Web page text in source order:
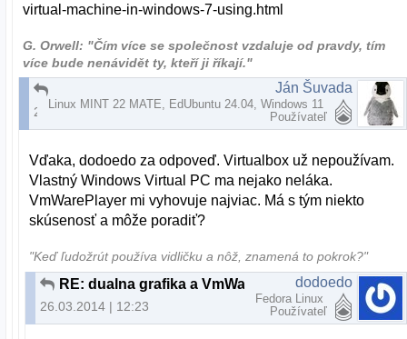
virtual-machine-in-windows-7-using.html
G. Orwell: "Čím více se společnost vzdaluje od pravdy, tím
více bude nenávidět ty, kteří ji říkají."
26.03.2014 | 11:35
Ján Šuvada
Linux MINT 22 MATE, EdUbuntu 24.04, Windows 11
Používateľ
Vďaka, dodoedo za odpoveď. Virtualbox už nepoužívam.
Vlastný Windows Virtual PC ma nejako neláka.
VmWarePlayer mi vyhovuje najviac. Má s tým niekto
skúsenosť a môže poradiť?
"Keď ľudožrút používa vidličku a nôž, znamená to pokrok?"
26.03.2014 | 12:23
dodoedo
Fedora Linux
Používateľ